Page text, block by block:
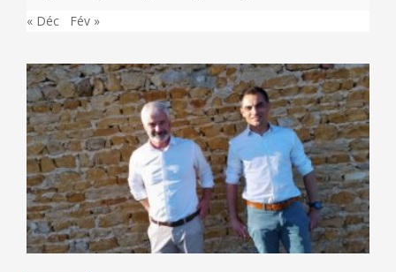
« Déc Fév »